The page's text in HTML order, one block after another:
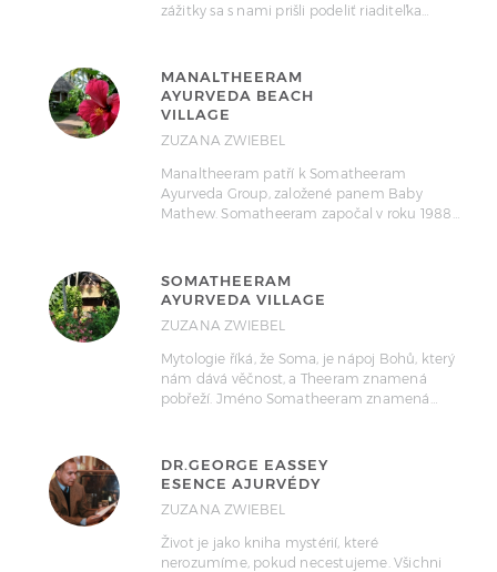
zážitky sa s nami prišli podeliť riaditeľka…
MANALTHEERAM
AYURVEDA BEACH
VILLAGE
ZUZANA ZWIEBEL
Manaltheeram patří k Somatheeram
Ayurveda Group, založené panem Baby
Mathew. Somatheeram započal v roku 1988…
SOMATHEERAM
AYURVEDA VILLAGE
ZUZANA ZWIEBEL
Mytologie říká, že Soma, je nápoj Bohů, který
nám dává věčnost, a Theeram znamená
pobřeží. Jméno Somatheeram znamená…
DR.GEORGE EASSEY
ESENCE AJURVÉDY
ZUZANA ZWIEBEL
Život je jako kniha mystérií, které
nerozumíme, pokud necestujeme. Všichni